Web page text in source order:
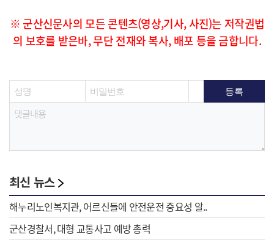
※ 군산신문사의 모든 콘텐츠(영상,기사, 사진)는 저작권법
의 보호를 받은바, 무단 전재와 복사, 배포 등을 금합니다.
최신 뉴스
해누리노인복지관, 어르신들에 안전운전 중요성 알..
군산경찰서, 대형 교통사고 예방 총력